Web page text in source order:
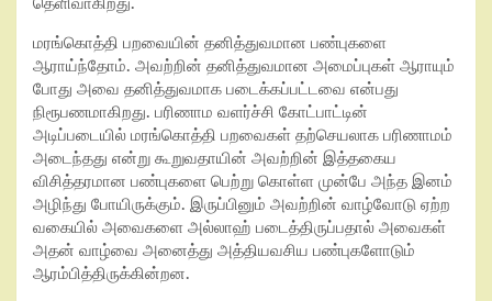
மரங்கொத்தி பறவையின் தனித்துவமான பண்புகளை
ஆராய்ந்தோம். அவற்றின் தனித்துவமான அமைப்புகள் ஆராயும்
போது அவை தனித்துவமாக படைக்கப்பட்டவை என்பது
நிரூபணமாகிறது. பரிணாம வளர்ச்சி கோட்பாட்டின்
அடிப்படையில் மரங்கொத்தி பறவைகள் தற்செயலாக பரிணாமம்
அடைந்தது என்று கூறுவதாயின் அவற்றின் இத்தகைய
விசித்தரமான பண்புகளை பெற்று கொள்ள முன்பே அந்த இனம்
அழிந்து போயிருக்கும். இருப்பினும் அவற்றின் வாழ்வோடு ஏற்ற
வகையில் அவைகளை அல்லாஹ் படைத்திருப்பதால் அவைகள்
அதன் வாழ்வை அனைத்து அத்தியவசிய பண்புகளோடும்
ஆரம்பித்திருக்கின்றன.